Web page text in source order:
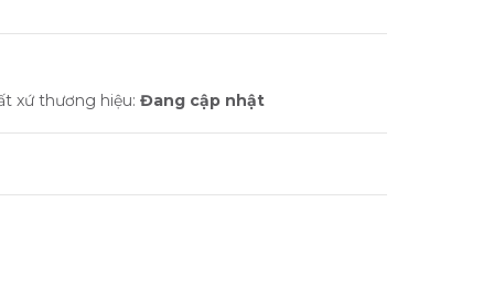
xứ thương hiệu: Đang cập nhật